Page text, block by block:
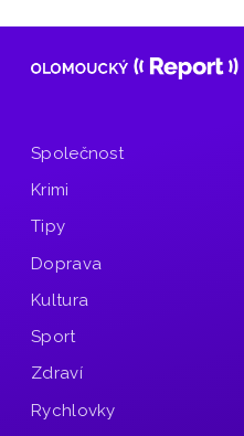
Společnost
Krimi
Tipy
Doprava
Kultura
Sport
Zdraví
Rychlovky